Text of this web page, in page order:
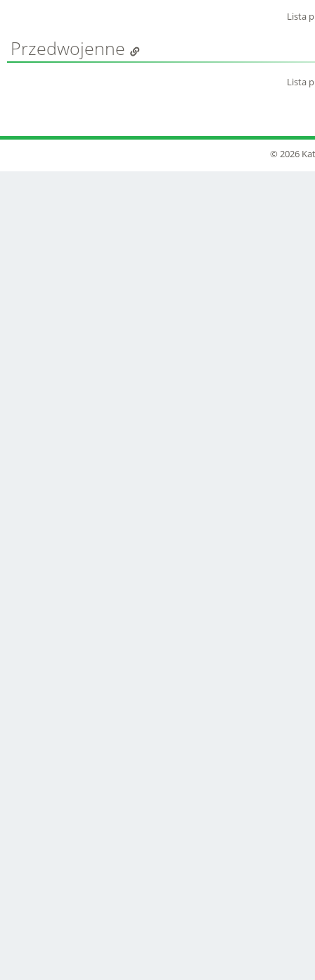
Lista
Przedwojenne
Lista
© 2026